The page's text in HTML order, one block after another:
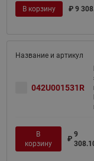
В корзину ₽ 9
042U001531R
В
корзину
₽
9